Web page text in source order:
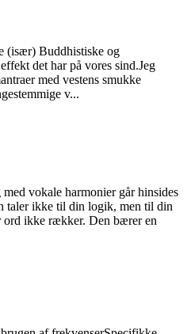
(især) Buddhistiske og
det har på vores sind.Jeg
med vestens smukke
v...
vokale harmonier går hinsides
taler ikke til din logik, men til din
ord ikke rækker. Den bærer en